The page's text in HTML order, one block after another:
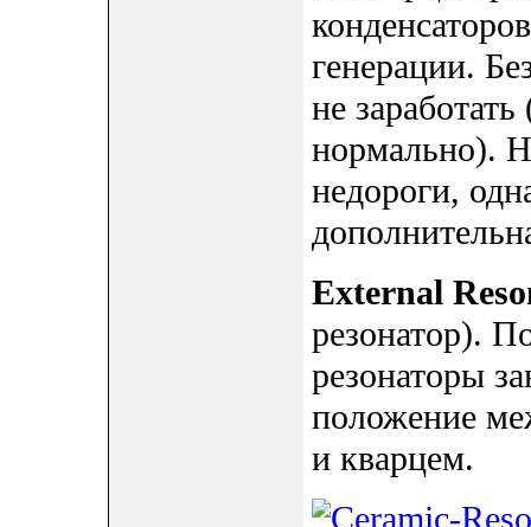
генерации.
не
нормально).
недороги,
External
резонатор).
резонаторы
положение
и кварцем.